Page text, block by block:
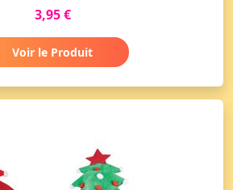
3,95 €
Voir le Produit